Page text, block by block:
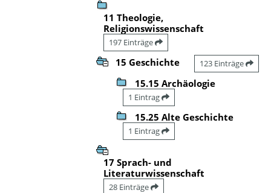
11 Theologie,
Religionswissenschaft
197 Einträge
15 Geschichte 123 Einträge
15.15 Archäologie
1 Eintrag
15.25 Alte Geschichte
1 Eintrag
17 Sprach- und
Literaturwissenschaft
28 Einträge